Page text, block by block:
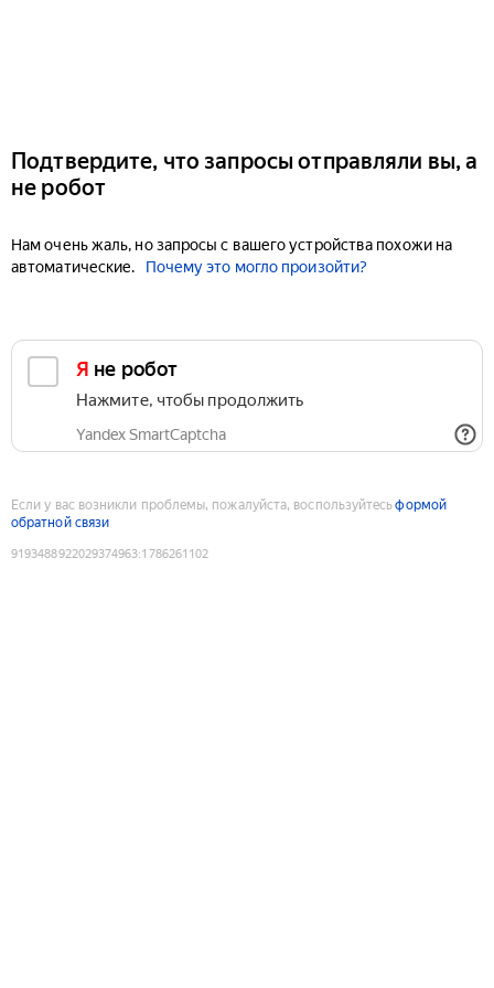
Подтвердите, что запросы отправляли вы, а
не робот
Нам очень жаль, но запросы с вашего устройства похожи на
автоматические.
Почему это могло произойти?
Я не робот
Нажмите, чтобы продолжить
Yandex SmartCaptcha
Если у вас возникли проблемы, пожалуйста, воспользуйтесьформой
обратной связи
9193488922029374963:1786261102